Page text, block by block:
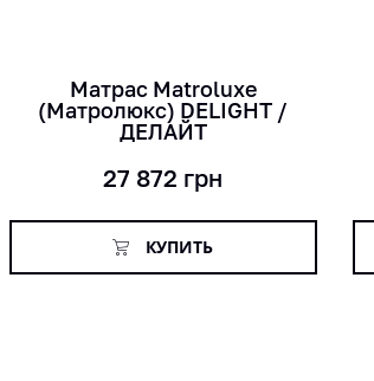
Матрас Matroluxe
(Матролюкс) DELIGHT /
ДЕЛАЙТ
27 872 грн
КУПИТЬ